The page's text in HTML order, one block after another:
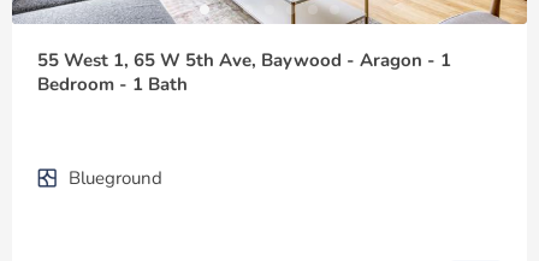
55 West 1, 65 W 5th Ave, Baywood - Aragon - 1
Bedroom - 1 Bath
Blueground